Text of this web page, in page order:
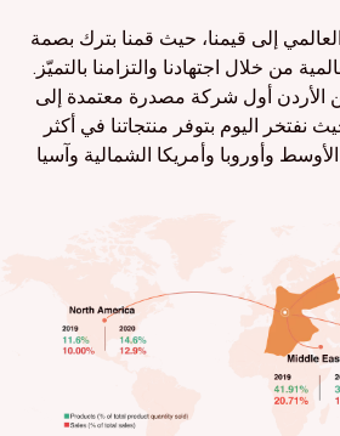
إلى قيمنا، حيث قمنا بترك بصمة
من خلال اجتهادنا والتزامنا بالتميّز.
الأردن أول شركة مصدرة معتمدة إلى
نفتخر اليوم بتوفر منتجاتنا في أكثر
الأوسط وأوروبا وأمريكا الشمالية وآسيا